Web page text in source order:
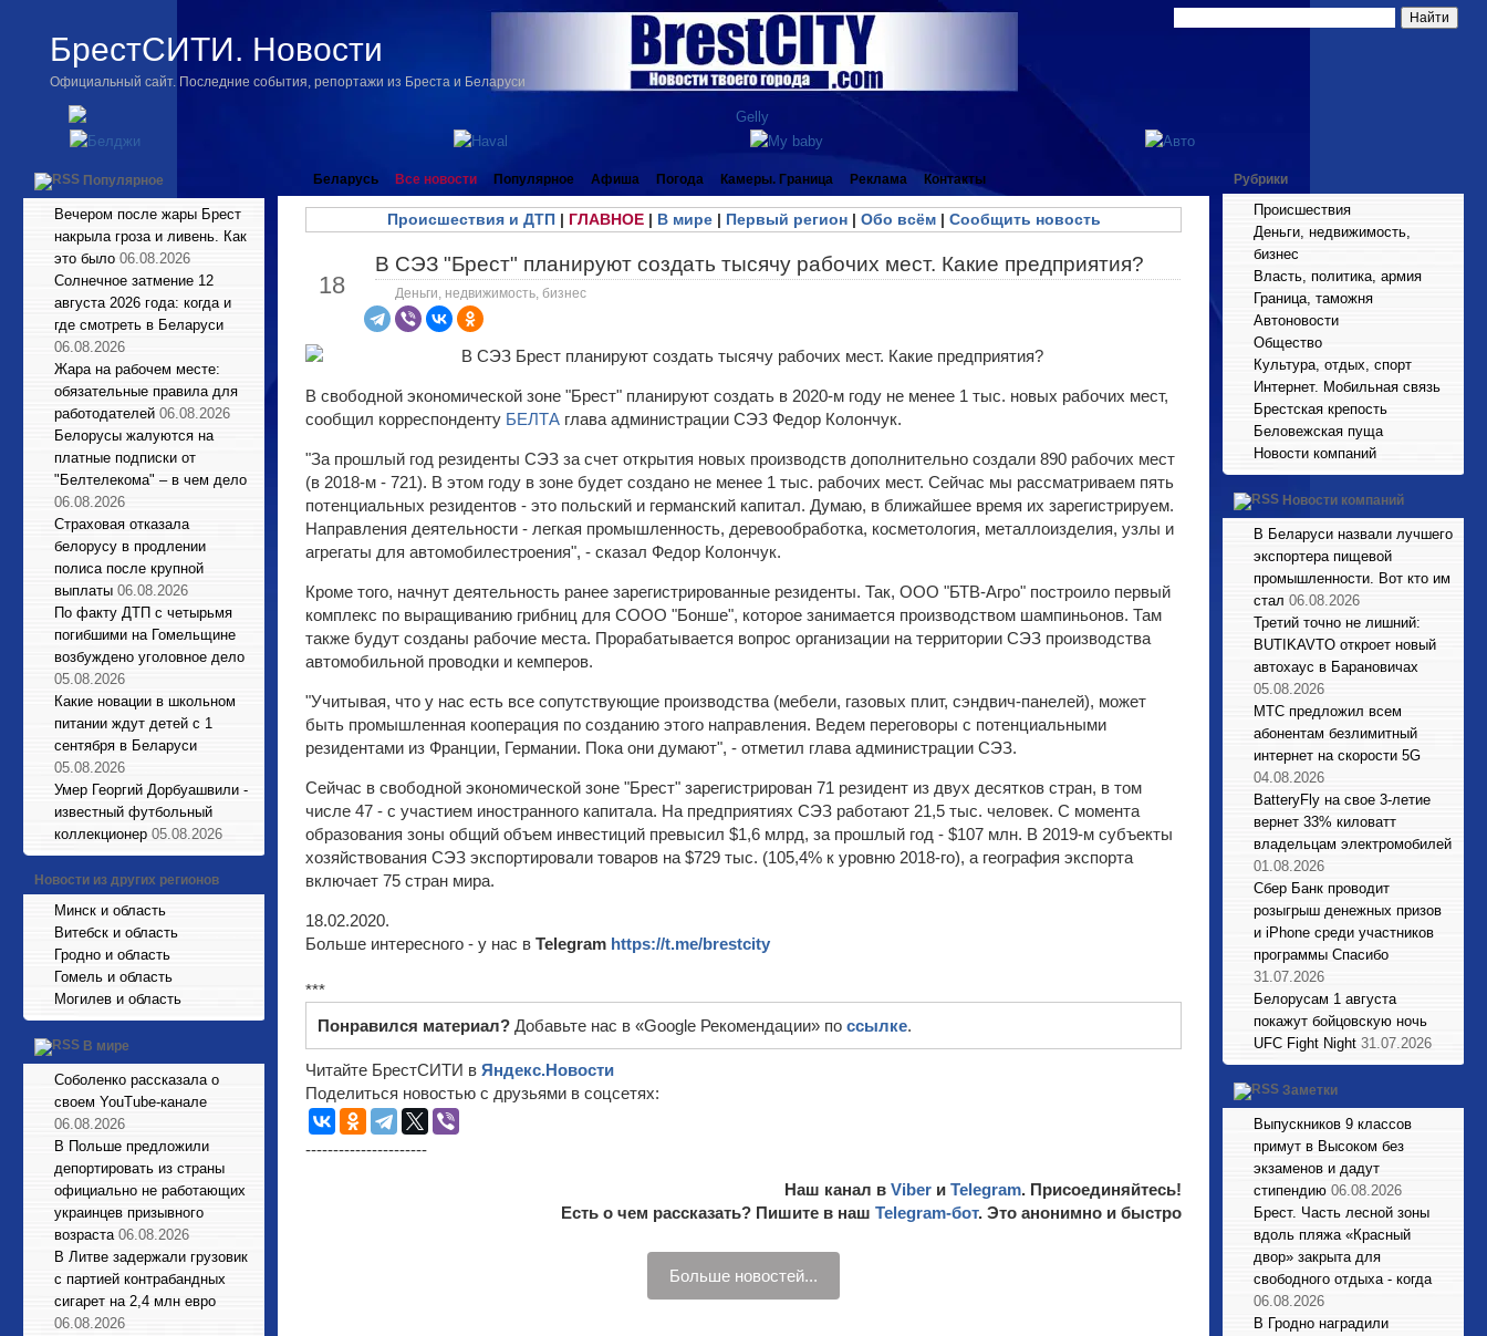
БрестСИТИ. Новости
Официальный сайт. Последние события, репортажи из Бреста и Беларуси
Популярное
Вечером после жары Брест
накрыла гроза и ливень. Как
это было 06.08.2026
Солнечное затмение 12
августа 2026 года: когда и
где смотреть в Беларуси
06.08.2026
Жара на рабочем месте:
обязательные правила для
работодателей 06.08.2026
Белорусы жалуются на
платные подписки от
"Белтелекома" – в чем дело
06.08.2026
Страховая отказала
белорусу в продлении
полиса после крупной
выплаты 06.08.2026
По факту ДТП с четырьмя
погибшими на Гомельщине
возбуждено уголовное дело
05.08.2026
Какие новации в школьном
питании ждут детей с 1
сентября в Беларуси
05.08.2026
Умер Георгий Дорбуашвили -
известный футбольный
коллекционер 05.08.2026
Новости из других регионов
Минск и область
Витебск и область
Гродно и область
Гомель и область
Могилев и область
В мире
Соболенко рассказала о
своем YouTube-канале
06.08.2026
В Польше предложили
депортировать из страны
официально не работающих
украинцев призывного
возраста 06.08.2026
В Литве задержали грузовик
с партией контрабандных
сигарет на 2,4 млн евро
06.08.2026
Беларусь Все новости Популярное Афиша Погода Камеры. Граница Реклама Контакты
Происшествия и ДТП| ГЛАВНОЕ| В мире| Первый регион| Обо всём| Сообщить новость
18
В СЭЗ "Брест" планируют создать тысячу рабочих мест. Какие предприятия?
Деньги, недвижимость, бизнес
В свободной экономической зоне "Брест" планируют создать в 2020-м году не менее 1 тыс. новых рабочих мест,
сообщил корреспонденту БЕЛТА глава администрации СЭЗ Федор Колончук.
"За прошлый год резиденты СЭЗ за счет открытия новых производств дополнительно создали 890 рабочих мест
(в 2018-м - 721). В этом году в зоне будет создано не менее 1 тыс. рабочих мест. Сейчас мы рассматриваем пять
потенциальных резидентов - это польский и германский капитал. Думаю, в ближайшее время их зарегистрируем.
Направления деятельности - легкая промышленность, деревообработка, косметология, металлоизделия, узлы и
агрегаты для автомобилестроения", - сказал Федор Колончук.
Кроме того, начнут деятельность ранее зарегистрированные резиденты. Так, ООО "БТВ-Агро" построило первый
комплекс по выращиванию грибниц для СООО "Бонше", которое занимается производством шампиньонов. Там
также будут созданы рабочие места. Прорабатывается вопрос организации на территории СЭЗ производства
автомобильной проводки и кемперов.
"Учитывая, что у нас есть все сопутствующие производства (мебели, газовых плит, сэндвич-панелей), может
быть промышленная кооперация по созданию этого направления. Ведем переговоры с потенциальными
резидентами из Франции, Германии. Пока они думают", - отметил глава администрации СЭЗ.
Сейчас в свободной экономической зоне "Брест" зарегистрирован 71 резидент из двух десятков стран, в том
числе 47 - с участием иностранного капитала. На предприятиях СЭЗ работают 21,5 тыс. человек. С момента
образования зоны общий объем инвестиций превысил $1,6 млрд, за прошлый год - $107 млн. В 2019-м субъекты
хозяйствования СЭЗ экспортировали товаров на $729 тыс. (105,4% к уровню 2018-го), а география экспорта
включает 75 стран мира.
18.02.2020.
Больше интересного - у нас в Telegram https://t.me/brestcity
***
Понравился материал? Добавьте нас в «Google Рекомендации» по ссылке.
Читайте БрестСИТИ в Яндекс.Новости
Поделиться новостью с друзьями в соцсетях:
----------------------
Наш канал в Viber и Telegram. Присоединяйтесь!
Есть о чем рассказать? Пишите в наш Telegram-бот. Это анонимно и быстро
Больше новостей...
Рубрики
Происшествия
Деньги, недвижимость,
бизнес
Власть, политика, армия
Граница, таможня
Автоновости
Общество
Культура, отдых, спорт
Интернет. Мобильная связь
Брестская крепость
Беловежская пуща
Новости компаний
Новости компаний
В Беларуси назвали лучшего
экспортера пищевой
промышленности. Вот кто им
стал 06.08.2026
Третий точно не лишний:
BUTIKAVTO откроет новый
автохаус в Барановичах
05.08.2026
МТС предложил всем
абонентам безлимитный
интернет на скорости 5G
04.08.2026
BatteryFly на свое 3-летие
вернет 33% киловатт
владельцам электромобилей
01.08.2026
Сбер Банк проводит
розыгрыш денежных призов
и iPhone среди участников
программы Спасибо
31.07.2026
Белорусам 1 августа
покажут бойцовскую ночь
UFC Fight Night 31.07.2026
Заметки
Выпускников 9 классов
примут в Высоком без
экзаменов и дадут
стипендию 06.08.2026
Брест. Часть лесной зоны
вдоль пляжа «Красный
двор» закрыта для
свободного отдыха - когда
06.08.2026
В Гродно наградили